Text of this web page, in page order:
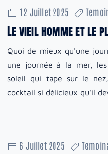
12 Juillet 2025
Le vieil homme et le
Quoi de mieux qu'une
une journée à la mer,
soleil qui tape sur le
cocktail si délicieux qu'il
6 Juillet 2025